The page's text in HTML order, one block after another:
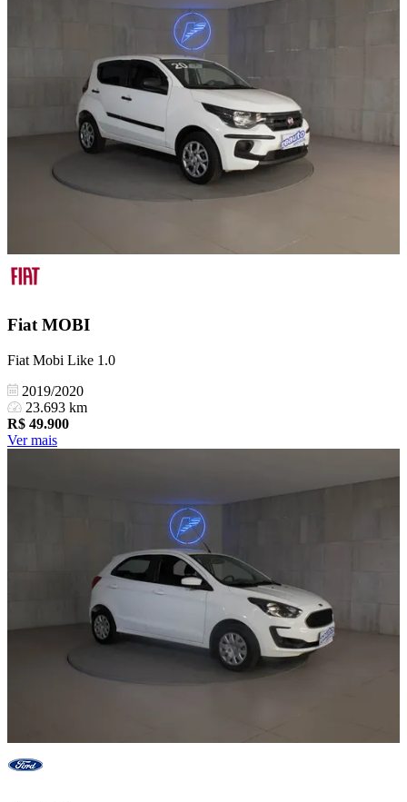
Fiat MOBI
Fiat Mobi Like 1.0
2019/2020
23.693 km
R$ 49.900
Ver mais